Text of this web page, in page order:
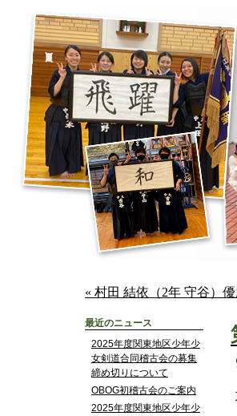
« 村田 結依（2年 守谷）
最近のニュース
2025年度関東地区少年少
女剣道合同稽古会の募集
締め切りについて
OBOG初稽古会のご案内
2025年度関東地区少年少